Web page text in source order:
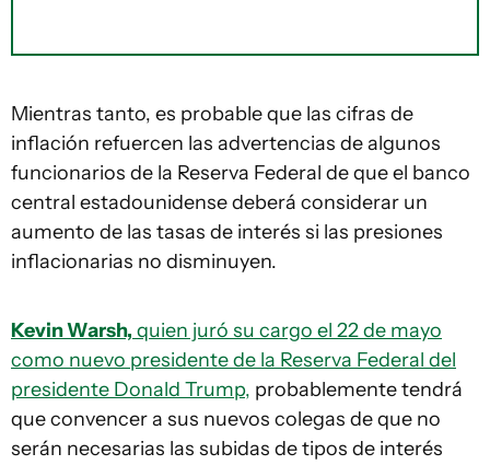
Mientras tanto, es probable que las cifras de
inflación refuercen las advertencias de algunos
funcionarios de la Reserva Federal de que el banco
central estadounidense deberá considerar un
aumento de las tasas de interés si las presiones
inflacionarias no disminuyen.
Kevin Warsh, quien juró su cargo el 22 de mayo
como nuevo presidente de la Reserva Federal del
presidente Donald Trump, probablemente tendrá
que convencer a sus nuevos colegas de que no
serán necesarias las subidas de tipos de interés